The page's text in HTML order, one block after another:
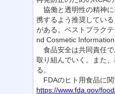
協働と透明性の精神に
携するよう推奨してい
がある。ベストプラク
nd Cosmetic
食品安全は共同責任で
取り組んでいく。また
る。
FDAのヒト用食品に関
https://www.fda.gov/